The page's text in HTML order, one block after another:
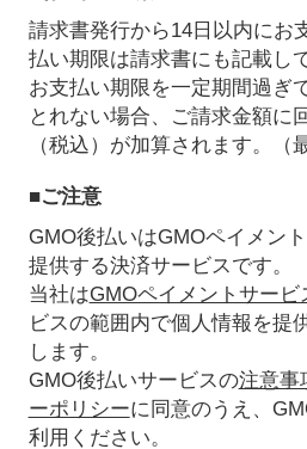
請求書発行から14日以内にお
払い期限は請求書にも記載し
お支払い期限を一定期間過ぎ
とれない場合、ご請求金額に
（税込）が加算されます。（
■ご注意
GMO後払いはGMOペイメン
提供する決済サービスです。
当社はGMOペイメントサービ
ビスの範囲内で個人情報を提
します。
GMO後払いサービスの注意事
ーポリシーに同意のうえ、
利用ください。